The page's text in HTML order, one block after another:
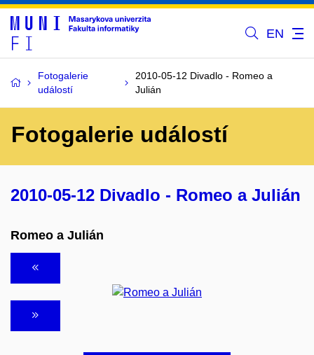
EN
Fotogalerie
událostí
2010-05-12 Divadlo - Romeo a
Julián
Fotogalerie událostí
2010-05-12 Divadlo - Romeo a Julián
Romeo a Julián